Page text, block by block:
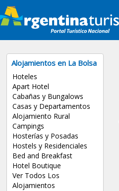
Alojamientos en La Bolsa
Hoteles
Apart Hotel
Cabañas y Bungalows
Casas y Departamentos
Alojamiento Rural
Campings
Hosterías y Posadas
Hostels y Residenciales
Bed and Breakfast
Hotel Boutique
Ver Todos Los
Alojamientos